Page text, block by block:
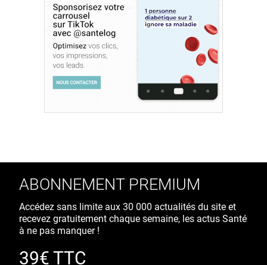
ABONNEMENT PREMIUM
Accédez sans limite aux 30 000 actualités du site et
recevez gratuitement chaque semaine, les actus Santé
à ne pas manquer !
39€ TTC